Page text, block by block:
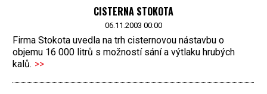
CISTERNA STOKOTA
06.11.2003 00:00
Firma Stokota uvedla na trh cisternovou nástavbu o
objemu 16 000 litrů s možností sání a výtlaku hrubých
kalů. >>